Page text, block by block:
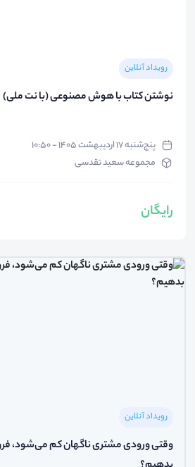
رویداد آنلاین
نوشتن کتاب با هوش مصنوعی (با نت ملی)
پنج‌شنبه ۱۷ اردیبهشت ۱۴۰۵ - ۱۰:۵۰
مجموعه سعید تقدسی
رایگان
رویداد آنلاین
وقتی ورودی مشتری ناگهان کم می‌شود،